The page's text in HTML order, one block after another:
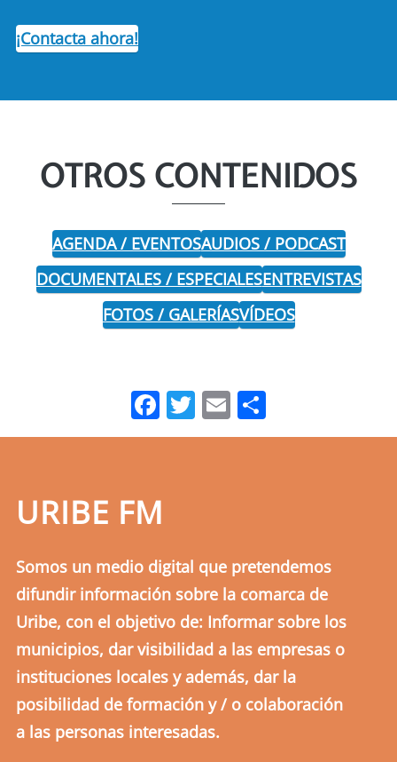
¡Contacta ahora!
OTROS CONTENIDOS
AGENDA / EVENTOSAUDIOS / PODCAST
DOCUMENTALES / ESPECIALESENTREVISTAS
FOTOS / GALERÍASVÍDEOS
Facebook
Twitter
Email
URIBE FM
Somos un medio digital que pretendemos
difundir información sobre la comarca de
Uribe, con el objetivo de: Informar sobre los
municipios, dar visibilidad a las empresas o
instituciones locales y además, dar la
posibilidad de formación y / o colaboración
a las personas interesadas.